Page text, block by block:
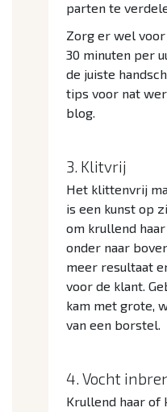
parten te
Zorg er wel
30 minuten per
de juiste
tips voor nat
blog.
3. Klitvrij
Het klittenvrij
is een kunst op
om krullend
onder naar
meer resultaat
voor de klant.
kam met grote,
van een borstel.
4. Vocht
Krullend haar of